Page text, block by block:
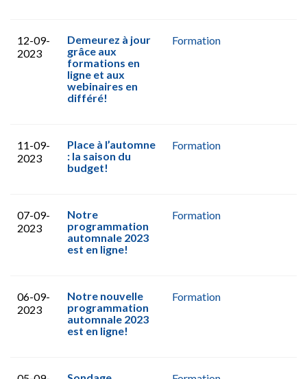
12-09-
2023
Demeurez à jour
grâce aux
formations en
ligne et aux
webinaires en
différé!
Formation
11-09-
2023
Place à l’automne
: la saison du
budget!
Formation
07-09-
2023
Notre
programmation
automnale 2023
est en ligne!
Formation
06-09-
2023
Notre nouvelle
programmation
automnale 2023
est en ligne!
Formation